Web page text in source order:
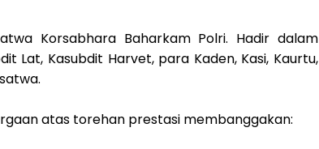
Korsabhara Baharkam Polri. Hadir dalam
Lat, Kasubdit Harvet, para Kaden, Kasi, Kaurtu,
atas torehan prestasi membanggakan: